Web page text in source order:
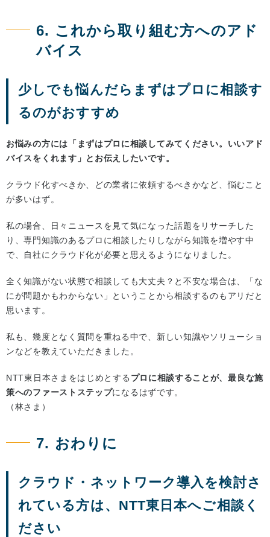
6. これから取り組む方へのアド
バイス
少しでも悩んだらまずはプロに相談す
るのがおすすめ
お悩みの方には「まずはプロに相談してみてください。いいアド
バイスをくれます」とお伝えしたいです。
クラウド化すべきか、どの業者に依頼するべきかなど、悩むこと
が多いはず。
私の場合、日々ニュースを見て気になった話題をリサーチした
り、専門知識のあるプロに相談したりしながら知識を増やす中
で、自社にクラウド化が必要と思えるようになりました。
全く知識がない状態で相談しても大丈夫？と不安な場合は、「な
にが問題かもわからない」ということから相談するのもアリだと
思います。
私も、幾度となく質問を重ねる中で、新しい知識やソリューショ
ンなどを教えていただきました。
NTT東日本さまをはじめとする プロに相談することが、最良な施
策へのファーストステップになるはずです。
（林さま）
7. おわりに
クラウド・ネットワーク導入を検討さ
れている方は、NTT東日本へご相談く
ださい